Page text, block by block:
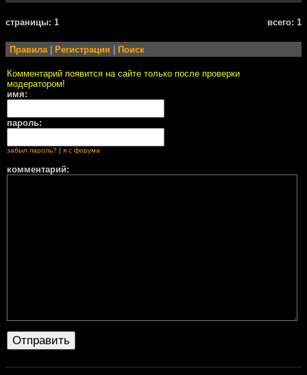
cтраницы: 1 всего: 1
Правила| Регистрация Поиск
Комментарий появится на сайте только после проверки
модератором!
имя:
пароль:
забыл пароль? я с форума
комментарий: